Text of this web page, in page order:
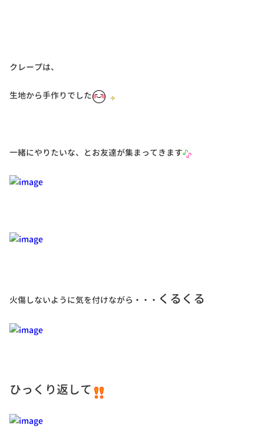
クレープは、
生地から手作りでした
一緒にやりたいな、とお友達が集まってきます
火傷しないように気を付けながら・・・ くるくる
ひっくり返して